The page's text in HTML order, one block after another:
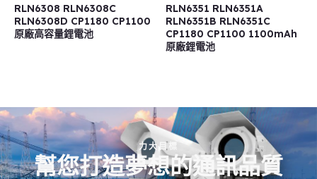
RLN6308 RLN6308C
RLN6308D CP1180 CP1100
原廠高容量鋰電池
RLN6351 RLN6351A
RLN6351B RLN6351C
CP1180 CP1100 1100mAh
原廠鋰電池
力大目標
幫您打造夢想的通訊品質